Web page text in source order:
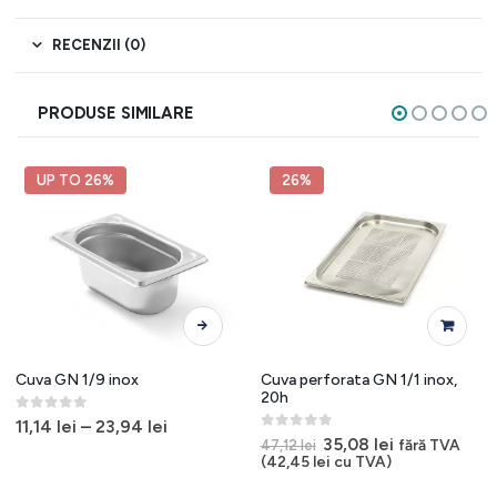
RECENZII (0)
PRODUSE SIMILARE
UP TO 26%
Acest produs are mai multe variații. Opțiunile pot fi alese în pagina produsului.
Cuva GN 1/9 inox
0out of 5
11,14 lei – 23,94 lei
26%
Cuva perforata GN 1/1 inox,
20h
0 out of 5
47,12lei Prețul
inițial
35,08 lei Prețul
fără TVA
(42,45 lei cu TVA)